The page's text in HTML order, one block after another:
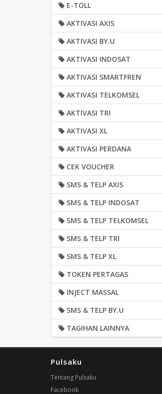
E-TOLL
AKTIVASI AXIS
AKTIVASI BY.U
AKTIVASI INDOSAT
AKTIVASI SMARTFREN
AKTIVASI TELKOMSEL
AKTIVASI TRI
AKTIVASI XL
AKTIVASI PERDANA
CEK VOUCHER
SMS & TELP AXIS
SMS & TELP INDOSAT
SMS & TELP TELKOMSEL
SMS & TELP TRI
SMS & TELP XL
TOKEN PERTAGAS
INJECT MASSAL
SMS & TELP BY.U
TAGIHAN LAINNYA
Pulsaku
Tentang Pulsaku
Facebook